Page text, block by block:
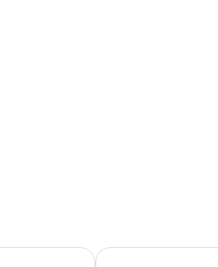
Johor BahruGrand Paragon